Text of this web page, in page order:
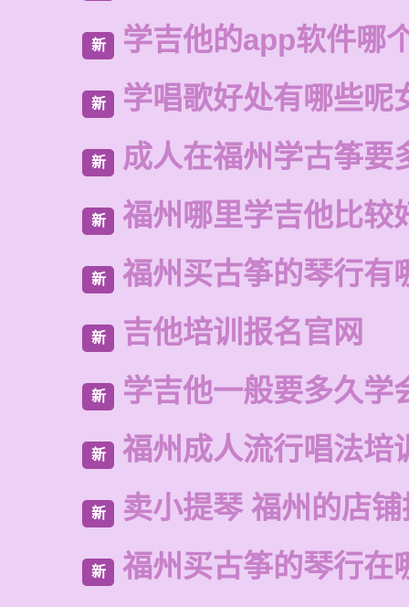
新 学吉他的app软件哪
新 学唱歌好处有哪些呢
新 成人在福州学古筝要
新 福州哪里学吉他比较
新 福州买古筝的琴行有
新 吉他培训报名官网
新 学吉他一般要多久学
新 福州成人流行唱法培
新 卖小提琴 福州的店
新 福州买古筝的琴行在